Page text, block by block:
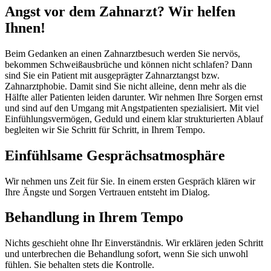
Angst vor dem Zahnarzt? Wir helfen
Ihnen!
Beim Gedanken an einen Zahnarztbesuch werden Sie nervös,
bekommen Schweißausbrüche und können nicht schlafen? Dann
sind Sie ein Patient mit ausgeprägter Zahnarztangst bzw.
Zahnarztphobie. Damit sind Sie nicht alleine, denn mehr als die
Hälfte aller Patienten leiden darunter. Wir nehmen Ihre Sorgen ernst
und sind auf den Umgang mit Angstpatienten spezialisiert. Mit viel
Einfühlungsvermögen, Geduld und einem klar strukturierten Ablauf
begleiten wir Sie Schritt für Schritt, in Ihrem Tempo.
Einfühlsame Gesprächsatmosphäre
Wir nehmen uns Zeit für Sie. In einem ersten Gespräch klären wir
Ihre Ängste und Sorgen Vertrauen entsteht im Dialog.
Behandlung in Ihrem Tempo
Nichts geschieht ohne Ihr Einverständnis. Wir erklären jeden Schritt
und unterbrechen die Behandlung sofort, wenn Sie sich unwohl
fühlen. Sie behalten stets die Kontrolle.